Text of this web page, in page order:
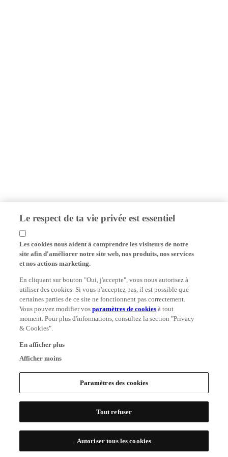
Le respect de ta vie privée est essentiel
Les cookies nous aident à comprendre les visiteurs de notre
site afin d'améliorer notre site web, nos produits, nos services
et nos actions marketing.
En cliquant sur bouton "Oui, j'accepte", vous nous autorisez à
utiliser des cookies. Si vous n'acceptez pas, il est possible que
certaines parties de ce site ne fonctionnent pas correctement.
Vous pouvez modifier vosparamètres de cookies à tout
moment. Pour plus d'informations, consultez la section "Privacy
& Cookies".
En afficher plus
Afficher moins
Paramètres des cookies
Tout refuser
Autoriser tous les cookies